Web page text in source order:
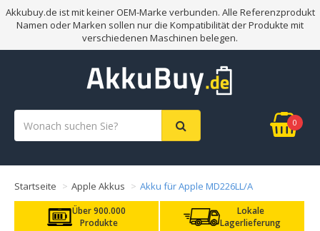
Akkubuy.de ist mit keiner OEM-Marke verbunden. Alle Referenzprodukt
Namen oder Marken sollen nur die Kompatibilität der Produkte mit
verschiedenen Maschinen belegen.
0
Startseite Apple Akkus Akku für Apple MD226LL/A
Über 900.000
Produkte
Lokale
Lagerlieferung